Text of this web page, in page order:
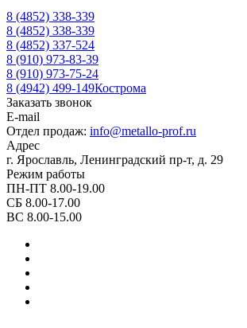
8 (4852) 338-339
8 (4852) 338-339
8 (4852) 337-524
8 (910) 973-83-39
8 (910) 973-75-24
8 (4942) 499-149Кострома
Заказать звонок
E-mail
Отдел продаж: info@metallo-prof.ru
Адрес
г. Ярославль, Ленинградский пр-т, д. 29
Режим работы
ПН-ПТ 8.00-19.00
СБ 8.00-17.00
ВС 8.00-15.00